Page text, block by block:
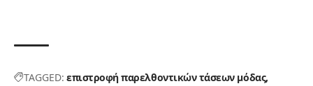
TAGGED: επιστροφή παρελθοντικών τάσεων μόδας